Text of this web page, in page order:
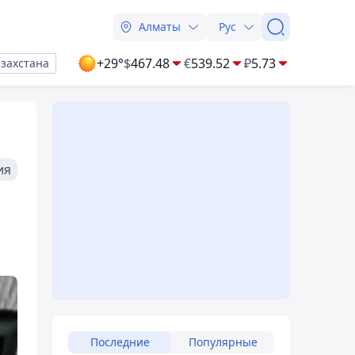
Алматы Рус
+29°$467.48 €539.52 ₽5.73
Последние Популярные